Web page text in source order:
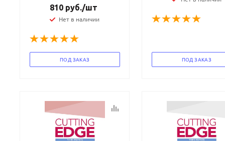
810 руб./шт
Нет в наличии
ПОД ЗАКАЗ ПОД ЗАКАЗ